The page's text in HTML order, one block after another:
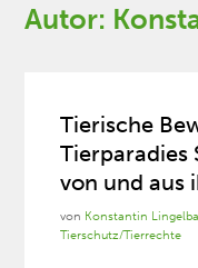
Autor:
Tierische
Tierparadies
von und aus
von Konstantin
Tierschutz/Tierrechte